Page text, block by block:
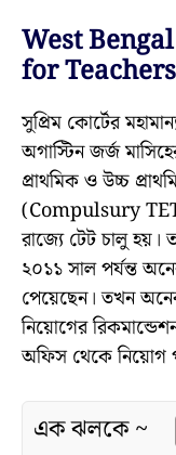
West
for
সুপ্রিম কোর্টের
অগাস্টিন জর্জ
প্রাথমিক ও উচ্চ
(Compulsury
রাজ্যে টেট চালু
২০১১ সাল পর্যন্ত
পেয়েছেন। তখন
নিয়োগের
অফিস থেকে নিয়োগ
এক ঝলকে ~